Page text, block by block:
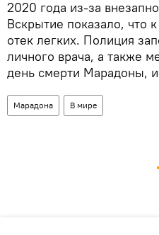
2020 года из-за
Вскрытие показало, что
отек легких. Полиция
личного врача, а также
день смерти Марадоны,
Марадона В мире